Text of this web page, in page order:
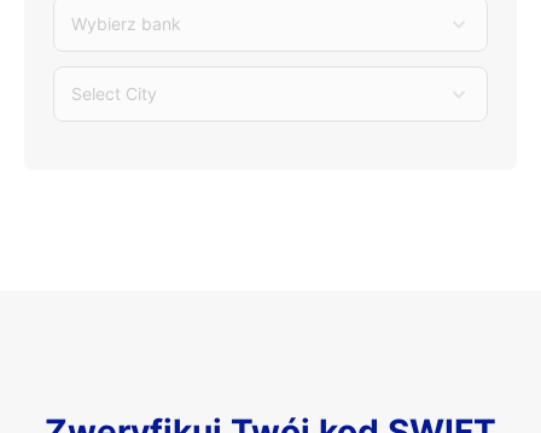
Wybierz bank
Select City